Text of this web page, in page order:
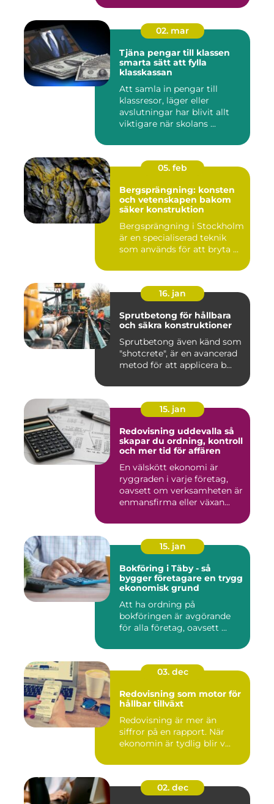
02. mar
Tjäna pengar till klassen
smarta sätt att fylla
klasskassan
Att samla in pengar till
klassresor, läger eller
avslutningar har blivit allt
viktigare när skolans ...
05. feb
Bergsprängning: konsten
och vetenskapen bakom
säker konstruktion
Bergsprängning i Stockholm
är en specialiserad teknik
som används för att bryta ...
16. jan
Sprutbetong för hållbara
och säkra konstruktioner
Sprutbetong även känd som
"shotcrete", är en avancerad
metod för att applicera b...
15. jan
Redovisning uddevalla så
skapar du ordning, kontroll
och mer tid för affären
En välskött ekonomi är
ryggraden i varje företag,
oavsett om verksamheten är
enmansfirma eller växan...
15. jan
Bokföring i Täby - så
bygger företagare en trygg
ekonomisk grund
Att ha ordning på
bokföringen är avgörande
för alla företag, oavsett ...
03. dec
Redovisning som motor för
hållbar tillväxt
Redovisning är mer än
siffror på en rapport. När
ekonomin är tydlig blir v...
02. dec